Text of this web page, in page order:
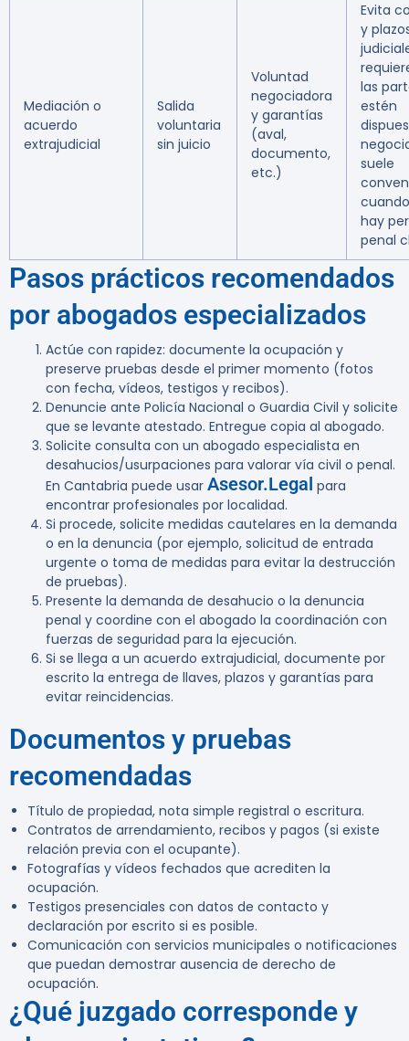
Mediación o
acuerdo
extrajudicial
Salida
voluntaria
sin juicio
Voluntad
negociadora
y garantías
(aval,
documento,
etc.)
Evita
y
las
estén
suele
hay
penal
Pasos prácticos recomendados
por abogados especializados
Actúe con rapidez: documente la ocupación y
preserve pruebas desde el primer momento (fotos
con fecha, vídeos, testigos y recibos).
Denuncie ante Policía Nacional o Guardia Civil y solicite
que se levante atestado. Entregue copia al abogado.
Solicite consulta con un abogado especialista en
desahucios/usurpaciones para valorar vía civil o penal.
En Cantabria puede usar Asesor.Legal para
encontrar profesionales por localidad.
Si procede, solicite medidas cautelares en la demanda
o en la denuncia (por ejemplo, solicitud de entrada
urgente o toma de medidas para evitar la destrucción
de pruebas).
Presente la demanda de desahucio o la denuncia
penal y coordine con el abogado la coordinación con
fuerzas de seguridad para la ejecución.
Si se llega a un acuerdo extrajudicial, documente por
escrito la entrega de llaves, plazos y garantías para
evitar reincidencias.
Documentos y pruebas
recomendadas
Título de propiedad, nota simple registral o escritura.
Contratos de arrendamiento, recibos y pagos (si existe
relación previa con el ocupante).
Fotografías y vídeos fechados que acrediten la
ocupación.
Testigos presenciales con datos de contacto y
declaración por escrito si es posible.
Comunicación con servicios municipales o notificaciones
que puedan demostrar ausencia de derecho de
ocupación.
¿Qué juzgado corresponde y